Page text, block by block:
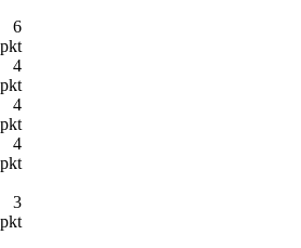
6
pkt
4
pkt
4
pkt
4
pkt
3
pkt